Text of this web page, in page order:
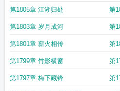
第1805章 江湖归处 第
第1803章 岁月成河 第
第1801章 薪火相传 第
第1799章 竹影横窗 第
第1797章 梅下藏锋 第